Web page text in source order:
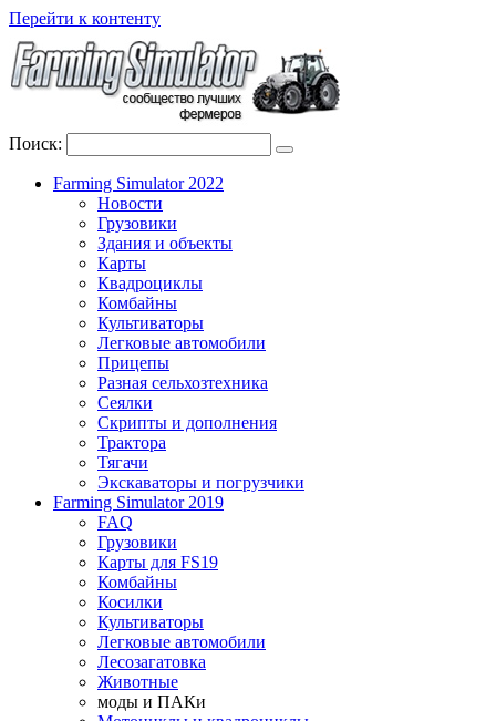
Перейти к контенту
Поиск:
Farming Simulator 2022
Новости
Грузовики
Здания и объекты
Карты
Квадроциклы
Комбайны
Культиваторы
Легковые автомобили
Прицепы
Разная сельхозтехника
Сеялки
Скрипты и дополнения
Трактора
Тягачи
Экскаваторы и погрузчики
Farming Simulator 2019
FAQ
Грузовики
Карты для FS19
Комбайны
Косилки
Культиваторы
Легковые автомобили
Лесозагатовка
Животные
моды и ПАКи